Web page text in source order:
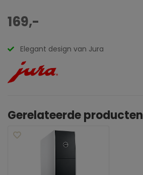
Elegant design van Jura
169,-
Gerelateerde producten